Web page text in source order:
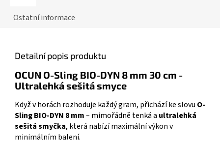
Ostatní informace
Detailní popis produktu
OCUN O-Sling BIO-DYN 8 mm 30 cm -
Ultralehká sešitá smyce
Když v horách rozhoduje každý gram, přichází ke slovu O-
Sling BIO-DYN 8 mm– mimořádně tenká a ultralehká
sešitá smyčka, která nabízí maximální výkon v
minimálním balení.